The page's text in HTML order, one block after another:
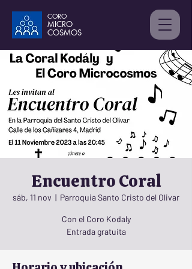
CORO
MICRO
COSMOS
Encuentro Coral
sáb, 11 nov
  |
Parroquia Santo Cristo del Olivar
Con el Coro Kodaly
Entrada gratuita